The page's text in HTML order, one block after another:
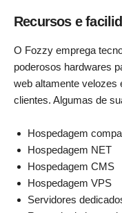
Recursos e
O Fozzy emprega
poderosos hardwares
web altamente velozes
clientes. Algumas de
Hospedagem
Hospedagem NET
Hospedagem CMS
Hospedagem VPS
Servidores